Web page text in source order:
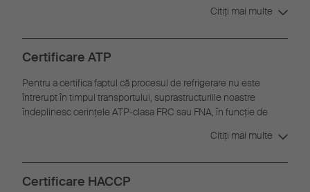
Citiţi mai multe
Certificare ATP
Pentru a certifica faptul că procesul de refrigerare nu este
întrerupt în timpul transportului, suprastructuriile noastre
îndeplinesc cerinţele ATP-clasa FRC sau FNA, în funcţie de
Citiţi mai multe
Certificare HACCP